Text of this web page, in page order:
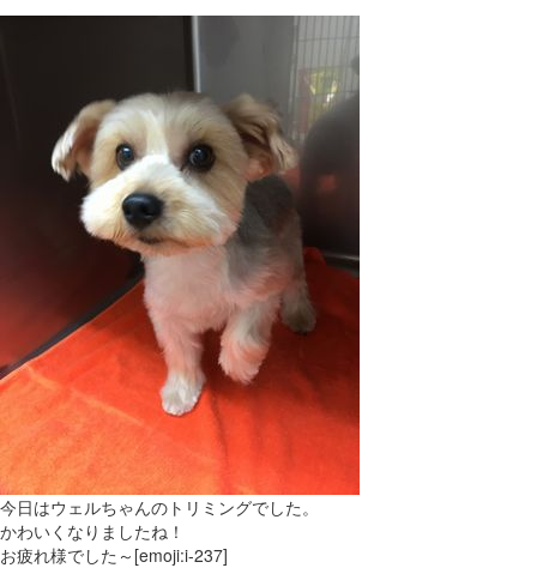
今日はウェルちゃんのトリミングでした。
かわいくなりましたね！
お疲れ様でした～[emoji:i-237]